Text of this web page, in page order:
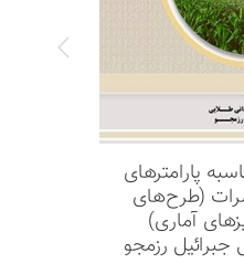
پارامترهای
(طرح‌های
آماری)
جبرائیل رزمجو